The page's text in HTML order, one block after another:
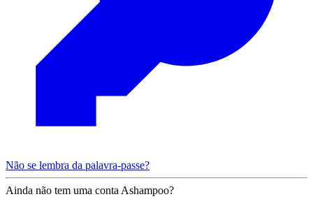
Não se lembra da palavra-passe?
Ainda não tem uma conta Ashampoo?